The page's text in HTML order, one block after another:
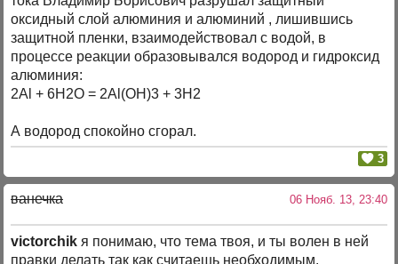
оксидный слой алюминия и алюминий , лишившись
защитной пленки, взаимодействовал с водой, в
процессе реакции образовывался водород и гидроксид
алюминия:
2Al + 6H2O = 2Al(OH)3 + 3H2
А водород спокойно сгорал.
3
ванечка 06 Нояб. 13, 23:40
victorchik я понимаю, что тема твоя, и ты волен в ней
правки делать так как считаешь необходимым.